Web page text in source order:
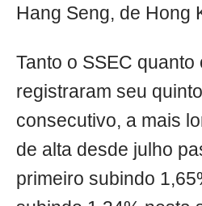
Hang Seng, de Hong
Tanto o SSEC quanto
registraram seu
consecutivo, a mais
de alta desde julho
primeiro subindo